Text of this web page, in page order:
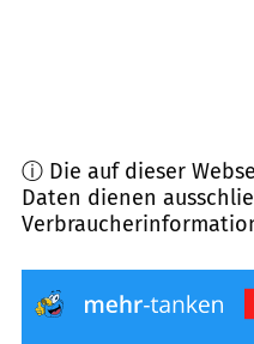
ⓘ Die auf dieser
Daten dienen